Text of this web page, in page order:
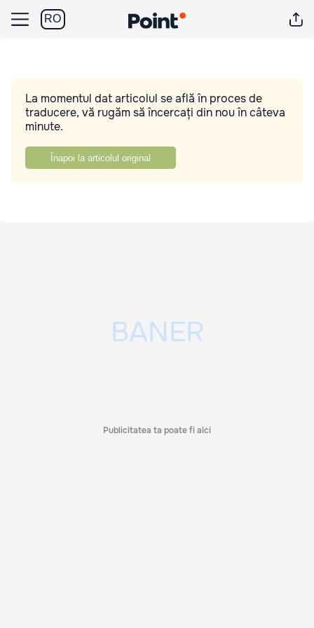
RO
La momentul dat articolul se află în proces de
traducere, vă rugăm să încercați din nou în câteva
minute.
Înapoi la articolul original
Publicitatea ta poate fi aici